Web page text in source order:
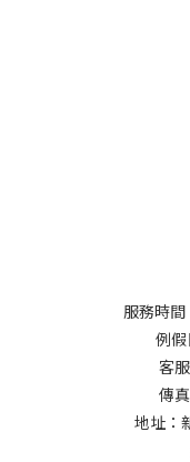
服務時
例
客
傳
地址：